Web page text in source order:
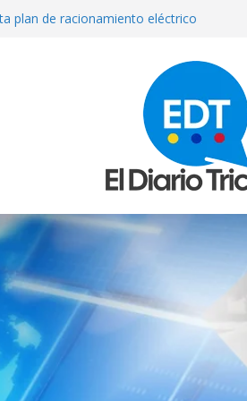
plan de racionamiento eléctrico
fallas eléctricas en Venezuela
Cristina Ramos, “la señora de las
venezolana de tres niños en